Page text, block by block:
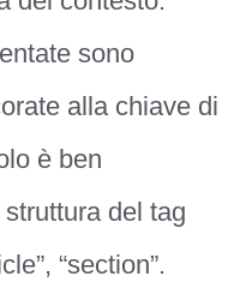
sono
alla chiave di
è ben
del tag
“section”.